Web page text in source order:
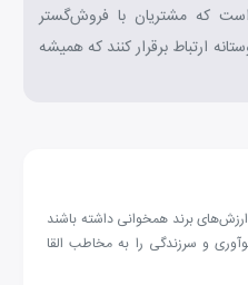
که مشتریان با فروش‌گستر
ارتباط برقرار کنند که همیشه
ارزش‌های برند همخوانی داشته باشند
و سرزندگی را به مخاطب القا